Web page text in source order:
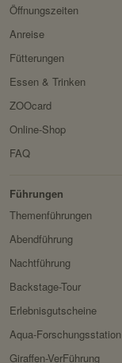
Öffnungszeiten
Anreise
Fütterungen
Essen & Trinken
ZOOcard
Online-Shop
FAQ
Zoo
Führungen
Themenführungen
Abendführung
Nachtführung
Backstage-Tour
Erlebnisgutscheine
Aqua-Forschungsstation
Giraffen-VerFührung
&
Forschung